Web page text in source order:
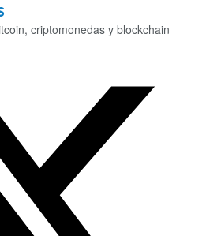
criptomonedas y blockchain